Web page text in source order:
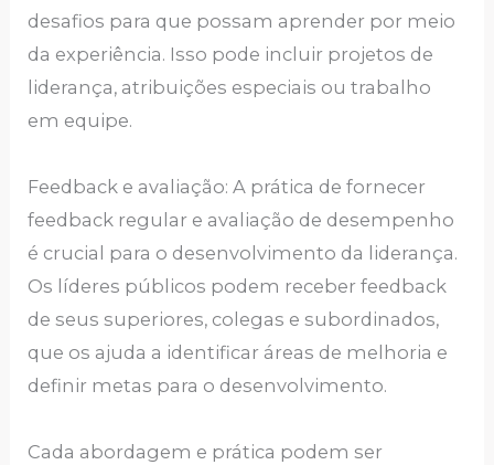
desafios para que possam aprender por meio
da experiência. Isso pode incluir projetos de
liderança, atribuições especiais ou trabalho
em equipe.
Feedback e avaliação: A prática de fornecer
feedback regular e avaliação de desempenho
é crucial para o desenvolvimento da liderança.
Os líderes públicos podem receber feedback
de seus superiores, colegas e subordinados,
que os ajuda a identificar áreas de melhoria e
definir metas para o desenvolvimento.
Cada abordagem e prática podem ser